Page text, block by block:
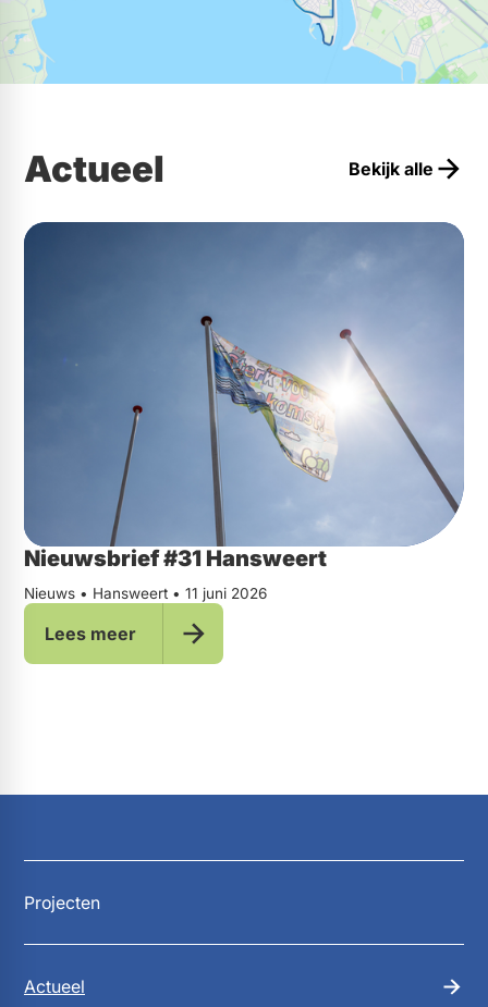
Actueel Bekijk alle
Nieuwsbrief #31 Hansweert
Nieuws • Hansweert • 11 juni 2026
Lees meer
Projecten
Actueel